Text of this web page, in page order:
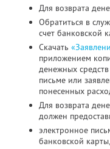
Для возврата
Обратиться в
счет банковской
Скачать
приложением
денежных
письме или
понесенных
Для возврата
должен
электронное
банковской